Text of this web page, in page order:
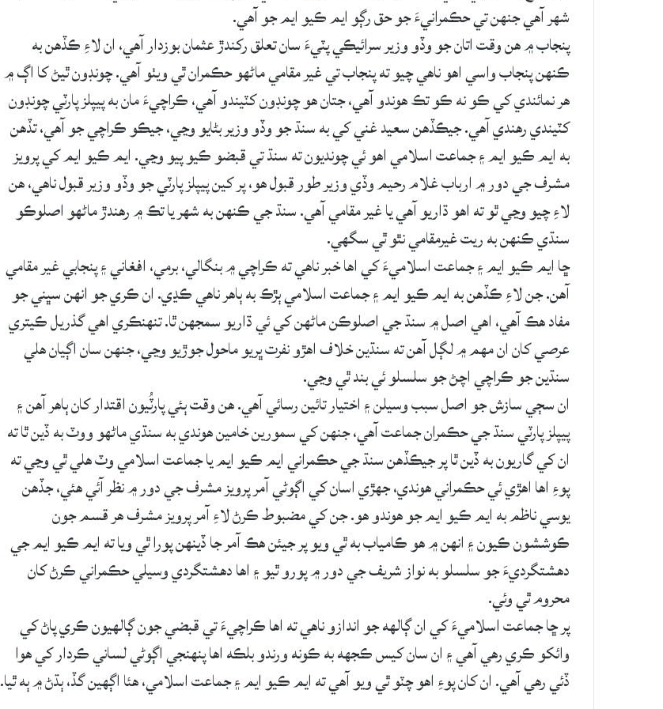
شهر آهي جنهن تي حڪمرانيءَ جو حق رڳو ايم ڪيو ايم جو آهي.
پنجاب ۾ هن وقت اتان جو وڏو وزير سرائيڪي پٽيءَ سان تعلق رکندڙ عثمان بوزدار آهي، ان لاءِ ڪڏهن به
ڪنهن پنجاب واسي اهو ناهي چيو ته پنجاب تي غير مقامي ماڻهو حڪمران ٿي ويٺو آهي. چونڊون ٿيڻ کا اڳ ۾
هر نمائندي کي ڪو نه ڪو تڪ هوندو آهي، جتان هو چونڊون کٽيندو آهي، ڪراچيءَ مان به پيپلز پارٽي چونڊون
کٽيندي رهندي آهي. جيڪڏهن سعيد غني کي به سنڌ جو وڏو وزير بڻايو وڃي، جيڪو ڪراچي جو آهي، تڏهن
به ايم ڪيو ايم ۽ جماعت اسلامي اهو ئي چونديون ته سنڌ تي قبضو ڪيو پيو وڃي. ايم ڪيو ايم کي پرويز
مشرف جي دور ۾ ارباب غلام رحيم وڏي وزير طور قبول هو، پر کين پيپلز پارٽي جو وڏو وزير قبول ناهي، هن
لاءِ چيو وڃي ٿو ته اهو ڌاريو آهي يا غير مقامي آهي. سنڌ جي ڪنهن به شهر يا تڪ ۾ رهندڙ ماڻهو اصلوڪو
سنڌي ڪنهن به ريت غيرمقامي نٿو ٿي سگهي.
ڇا ايم ڪيو ايم ۽ جماعت اسلاميءَ کي اها خبر ناهي ته ڪراچي ۾ بنگالي، برمي، افغاني ۽ پنجابي غير مقامي
آهن. جن لاءِ ڪڏهن به ايم ڪيو ايم ۽ جماعت اسلامي ٻڙڪ به ٻاهر ناهي ڪڍي. ان ڪري جو انهن سڀني جو
مفاد هڪ آهي، اهي اصل ۾ سنڌ جي اصلوڪن ماڻهن کي ئي ڌاريو سمجهن ٿا. تنهنڪري اهي گذريل ڪيتري
عرصي کان ان مهم ۾ لڳل آهن ته سنڌين خلاف اهڙو نفرت ڀريو ماحول جوڙيو وڃي، جنهن سان اڳيان هلي
سنڌين جو ڪراچي اچڻ جو سلسلو ئي بند ٿي وڃي.
ان سڄي سازش جو اصل سبب وسيلن ۽ اختيار تائين رسائي آهي. هن وقت ٻئي پارٽُيون اقتدار کان ٻاهر آهن ۽
پيپلز پارٽي سنڌ جي حڪمران جماعت آهي، جنهن کي سمورين خامين هوندي به سنڌي ماڻهو ووٽ به ڏين ٿا ته
ان کي گاريون به ڏين ٿا پر جيڪڏهن سنڌ جي حڪمراني ايم ڪيو ايم يا جماعت اسلامي وٽ هلي ٿي وڃي ته
پوءِ اها اهڙي ئي حڪمراني هوندي، جهڙي اسان کي اڳوڻي آمر پرويز مشرف جي دور ۾ نظر آئي هئي، جڏهن
يوسي ناظم به ايم ڪيو ايم جو هوندو هو. جن کي مضبوط ڪرڻ لاءِ آمر پرويز مشرف هر قسم جون
ڪوششون ڪيون ۽ انهن ۾ هو ڪامياب به ٿي ويو پر جيئن هڪ آمر جا ڏينهن پورا ٿي ويا ته ايم ڪيو ايم جي
دهشتگرديءَ جو سلسلو به نواز شريف جي دور ۾ پورو ٿيو ۽ اها دهشتگردي وسيلي حڪمراني ڪرڻ کان
محروم ٿي وئي.
پر ڇا جماعت اسلاميءَ کي ان ڳالهه جو اندازو ناهي ته اها ڪراچيءَ تي قبضي جون ڳالهيون ڪري پاڻ کي
وائکو ڪري رهي آهي ۽ ان سان کيس ڪجهه به ڪونه ورندو بلڪه اها پنهنجي اڳوڻي لساني ڪردار کي هوا
ڏئي رهي آهي. ان کان پوءِ اهو چٽو ٿي ويو آهي ته ايم ڪيو ايم ۽ جماعت اسلامي، هئا اڳهين گڏ، ٻڌڻ ۾ ٻه ٿيا.